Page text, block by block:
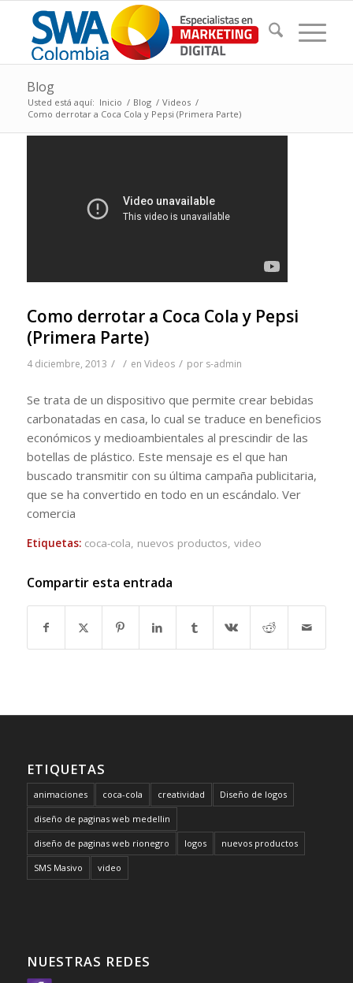
Blog
Usted está aquí: Inicio / Blog / Videos /
Como derrotar a Coca Cola y Pepsi (Primera Parte)
Como derrotar a Coca Cola y Pepsi
(Primera Parte)
4 diciembre, 2013 / / en Videos / por s-admin
Se trata de un dispositivo que permite crear bebidas
carbonatadas en casa, lo cual se traduce en beneficios
económicos y medioambientales al prescindir de las
botellas de plástico. Este mensaje es el que han
buscado transmitir con su última campaña publicitaria,
que se ha convertido en todo en un escándalo. Ver
comercia
Etiquetas: coca-cola nuevos productos video
Compartir esta entrada
ETIQUETAS
animaciones coca-cola creatividad Diseño de logos
diseño de paginas web medellin
diseño de paginas web rionegro logos nuevos productos
SMS Masivo video
NUESTRAS REDES